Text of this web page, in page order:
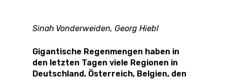
Sinah Vonderweiden, Georg Hiebl
Gigantische Regenmengen haben in
den letzten Tagen viele Regionen in
Deutschland, Österreich, Belgien, den